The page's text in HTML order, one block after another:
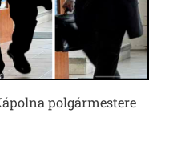
polgármestere